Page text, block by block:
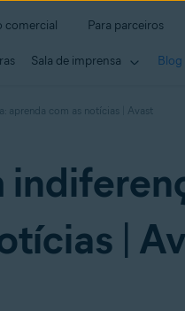
comercial Para parceiros
Sala de imprensa Blog
aprenda com as notícias | Avast
|